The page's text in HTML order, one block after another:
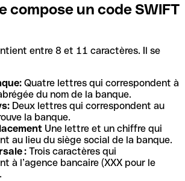
compose un code SWIFT
entre 8 et 11 caractères. Il se
Quatre lettres qui correspondent à
du nom de la banque.
Deux lettres qui correspondent au
la banque.
Une lettre et un chiffre qui
au lieu du siège social de la banque.
: Trois caractères qui
à l’agence bancaire (XXX pour le